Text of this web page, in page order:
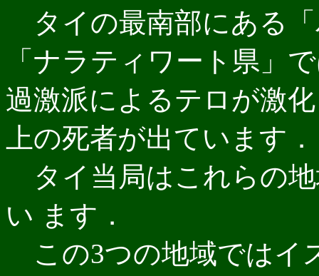
タイの最南部にある
「ナラティワート県」
過激派によるテロが激
上の死者が出ています．
タイ当局はこれらの
い ます．
この3つの地域ではイ